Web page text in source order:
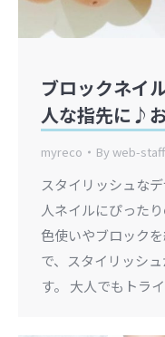
ブロックネイ
人な指先に♪
myreco Byweb-staff
スタイリッシュな
人ネイルにぴった
色使いやブロック
で、スタイリッシ
す。 大人でもトラ